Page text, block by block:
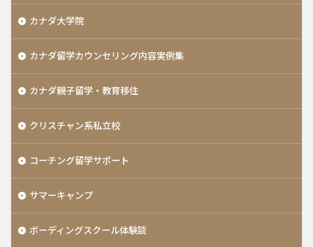
カナダ大学院
カナダ留学カウンセリング内容実例集
カナダ親子留学・教育移住
クリスチャン系私立校
コーチング留学サポート
サマーキャンプ
ボーディングスクール体験談